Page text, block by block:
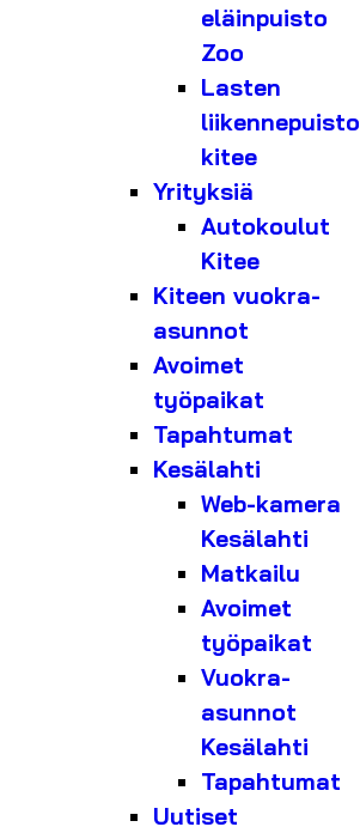
eläinpuisto
Zoo
Lasten
liikennepuisto
kitee
Yrityksiä
Autokoulut
Kitee
Kiteen vuokra-
asunnot
Avoimet
työpaikat
Tapahtumat
Kesälahti
Web-kamera
Kesälahti
Matkailu
Avoimet
työpaikat
Vuokra-
asunnot
Kesälahti
Tapahtumat
Uutiset